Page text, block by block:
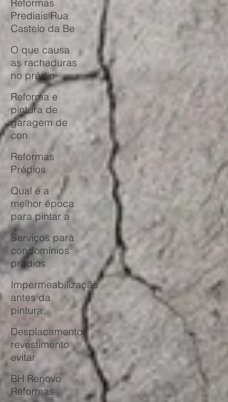
Reformas
Prediais Rua
Castelo da Be
O que causa
as rachaduras
no prédio
Reforma e
pintura de
garagem de
con
Reformas
Prédios
Qual é a
melhor época
para pintar a
Serviços para
condomínios
prédios
Impermeabilização
antes da
pintura,
Desplacamento
revestimento
evitar
BH Renovo
Reformas